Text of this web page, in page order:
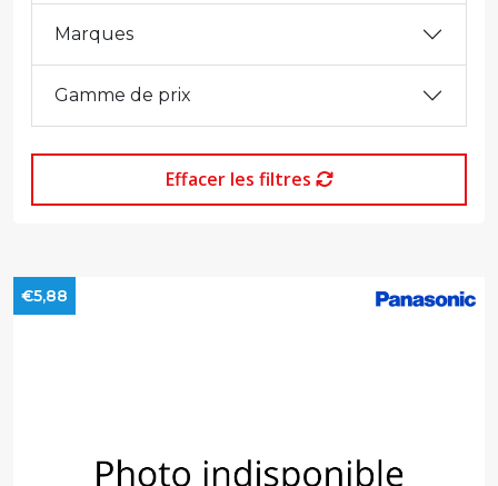
Marques
Gamme de prix
Effacer les filtres
€5,88